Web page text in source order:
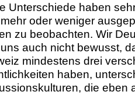
Unterschiede haben
oder weniger
zu beobachten. Wir
auch nicht bewusst,
mindestens drei
haben,
die eben